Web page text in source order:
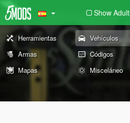
Show Adult
Herramientas Vehículos
Armas
Códigos
Mapas
Misceláneo